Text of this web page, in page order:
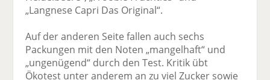
„Langnese Capri Das Original“.
Auf der anderen Seite fallen auch sechs
Packungen mit den Noten „mangelhaft“ und
„ungenügend“ durch den Test. Kritik übt
Ökotest unter anderem an zu viel Zucker sowie